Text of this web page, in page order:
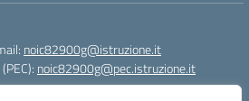
noic82900g@istruzione.it
noic82900g@pec.istruzione.it